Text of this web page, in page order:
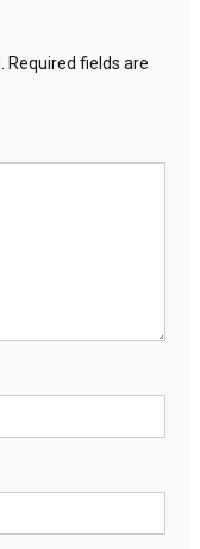
Required fields are